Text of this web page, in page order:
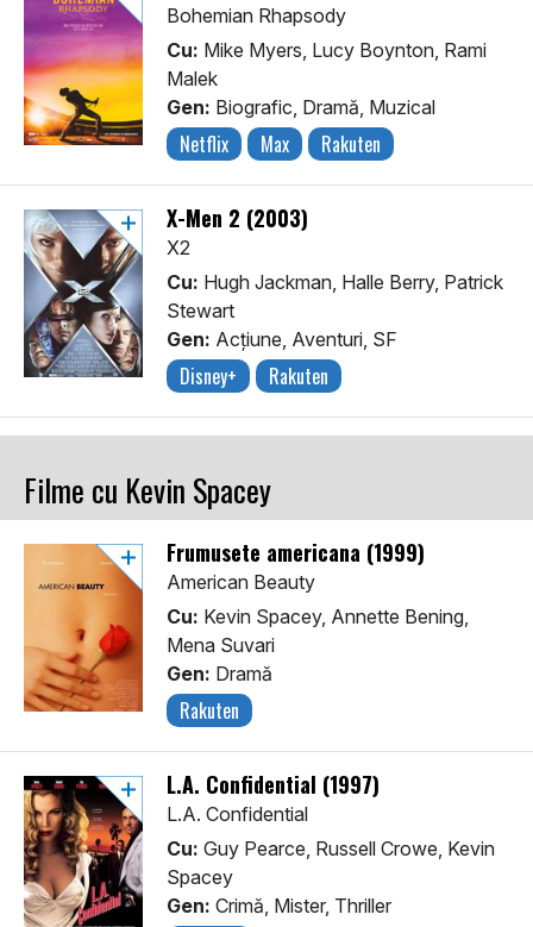
Bohemian Rhapsody
Cu: Mike Myers, Lucy Boynton, Rami
Malek
Gen: Biografic, Dramă, Muzical
Netflix Max Rakuten
X-Men 2 (2003)
X2
Cu: Hugh Jackman, Halle Berry, Patrick
Stewart
Gen: Acţiune, Aventuri, SF
Disney+ Rakuten
Filme cu Kevin Spacey
Frumusete americana (1999)
American Beauty
Cu: Kevin Spacey, Annette Bening,
Mena Suvari
Gen: Dramă
Rakuten
L.A. Confidential (1997)
L.A. Confidential
Cu: Guy Pearce, Russell Crowe, Kevin
Spacey
Gen: Crimă, Mister, Thriller